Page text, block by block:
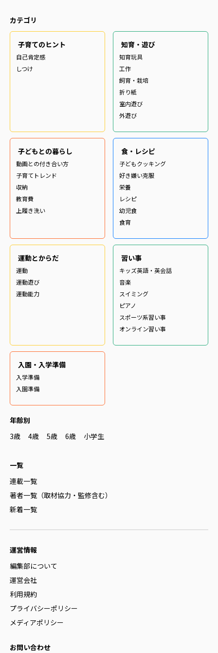
カテゴリ
子育てのヒント
自己肯定感
しつけ
知育・遊び
知育玩具
工作
飼育・栽培
折り紙
室内遊び
外遊び
子どもとの暮らし
動画との付き合い方
子育てトレンド
収納
教育費
上履き洗い
食・レシピ
子どもクッキング
好き嫌い克服
栄養
レシピ
幼児食
食育
運動とからだ
運動
運動遊び
運動能力
習い事
キッズ英語・英会話
音楽
スイミング
ピアノ
スポーツ系習い事
オンライン習い事
入園・入学準備
入学準備
入園準備
年齢別
3歳
4歳 5歳 6歳 小学生
一覧
連載一覧
著者一覧（取材協力・監修含む）
新着一覧
運営情報
編集部について
運営会社
利用規約
プライバシーポリシー
メディアポリシー
お問い合わせ